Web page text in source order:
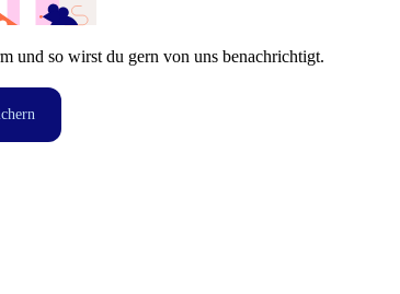
und so wirst du gern von uns benachrichtigt.